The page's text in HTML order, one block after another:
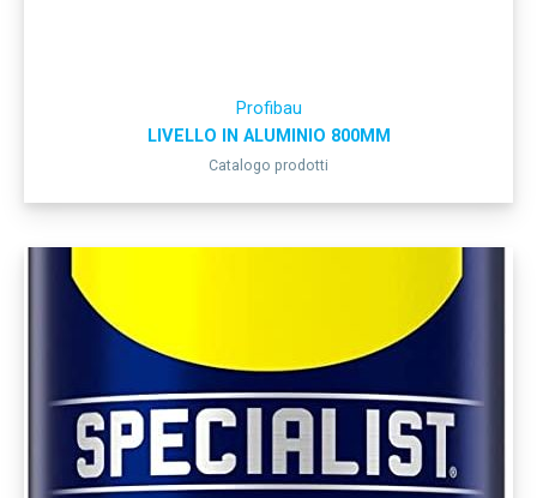
Profibau
LIVELLO IN ALUMINIO 800MM
Catalogo prodotti